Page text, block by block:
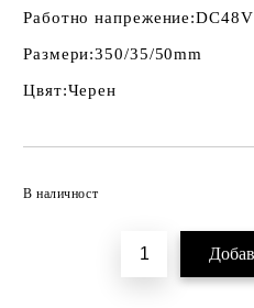
Работно напрежение:DC48V
Размери:350/35/50mm
Цвят:Черен
В наличност